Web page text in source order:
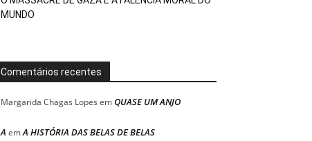
MUNDO
Comentários recentes
Margarida Chagas Lopes emQUASE UM ANJO
A emA HISTÓRIA DAS BELAS DE BELAS